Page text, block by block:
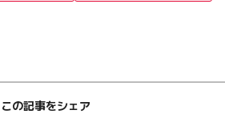
この記事をシェア